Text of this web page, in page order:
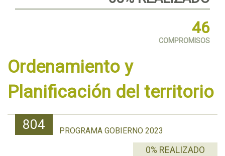
46
COMPROMISOS
Ordenamiento y
Planificación del territorio
804 PROGRAMA GOBIERNO 2023
0% REALIZADO